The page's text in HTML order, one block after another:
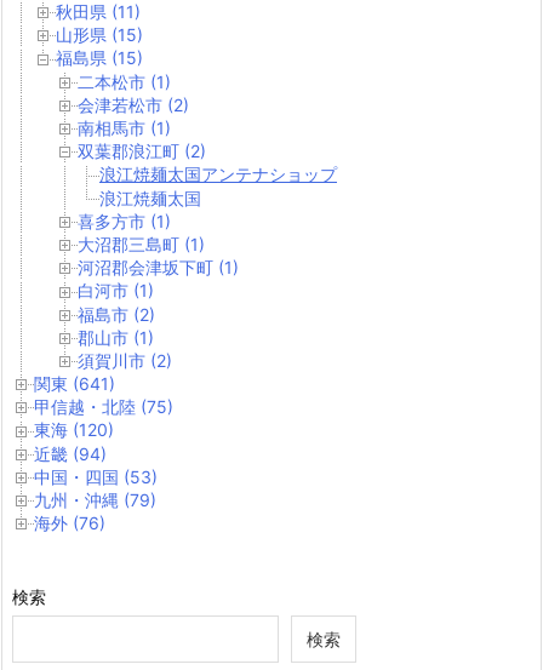
秋田県 (11)
山形県 (15)
福島県 (15)
二本松市 (1)
会津若松市 (2)
南相馬市 (1)
双葉郡浪江町 (2)
浪江焼麺太国アンテナショップ
浪江焼麺太国
喜多方市 (1)
大沼郡三島町 (1)
河沼郡会津坂下町 (1)
白河市 (1)
福島市 (2)
郡山市 (1)
須賀川市 (2)
関東 (641)
甲信越・北陸 (75)
東海 (120)
近畿 (94)
中国・四国 (53)
九州・沖縄 (79)
海外 (76)
検索
検索